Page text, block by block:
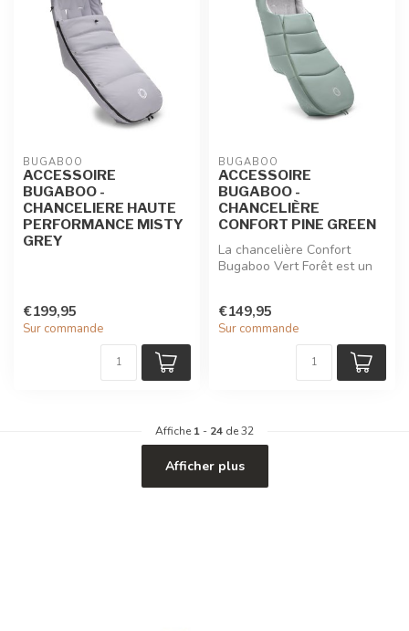
BUGABOO
ACCESSOIRE
BUGABOO -
CHANCELIERE HAUTE
PERFORMANCE MISTY
GREY
€199,95
Sur commande
BUGABOO
ACCESSOIRE
BUGABOO -
CHANCELIÈRE
CONFORT PINE GREEN
La chancelière Confort
Bugaboo Vert Forêt est un
€149,95
Sur commande
Affiche 1 - 24 de 32
Afficher plus